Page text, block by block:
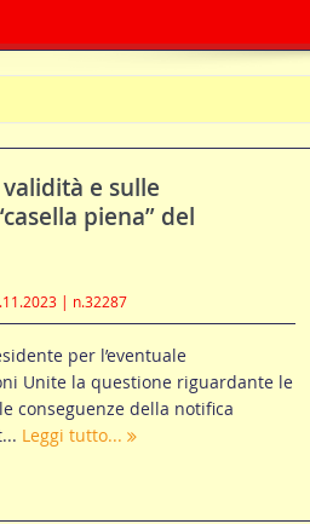
e sulle
piena” del
| n.32287
per l’eventuale
Unite la questione riguardante le
conseguenze della notifica
Leggi tutto...